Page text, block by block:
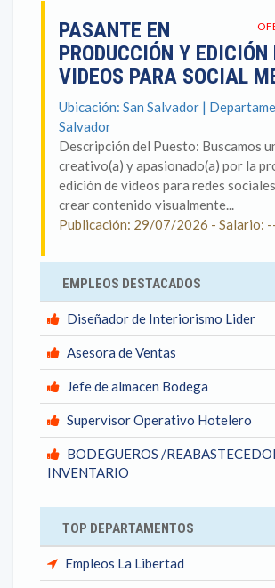
PASANTE EN
PRODUCCIÓN Y EDICIÓN
VIDEOS PARA SOCIAL
Ubicación: San Salvador |
Salvador
Descripción del Puesto: Buscamos
creativo(a) y apasionado(a) por la
edición de videos para redes
crear contenido visualmente...
Publicación: 29/07/2026 - Salario:
EMPLEOS DESTACADOS
Diseñador de Interiorismo Lider
Asesora de Ventas
Jefe de almacen Bodega
Supervisor Operativo Hotelero
BODEGUEROS /
INVENTARIO
TOP DEPARTAMENTOS
Empleos La Libertad